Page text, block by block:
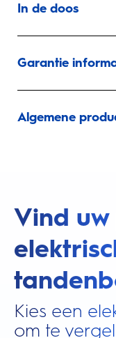
In de doos
Garantie
Algemene
Vind
Kies een
om te